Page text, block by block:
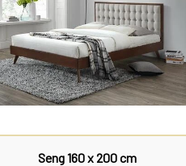
Seng 160 x 200 cm